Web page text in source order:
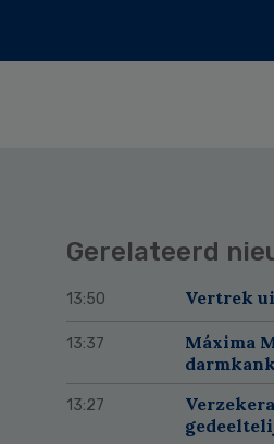
Gerelateerd
13:50 Vertrek
13:37
Máxima
13:27